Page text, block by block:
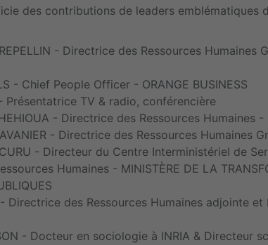
des contributions de leaders emblématiques
- Directrice des Ressources Humaines
- Chief People Officer - ORANGE BUSINESS
Présentatrice TV & radio, conférencière
- Directrice des Ressources Humaines -
- Directrice des Ressources Humaines
- Directeur du Centre Interministériel de
Humaines - MINISTÈRE DE LA
Directrice des Ressources Humaines adjointe et
- Docteur en sociologie à INRIA & Directeur